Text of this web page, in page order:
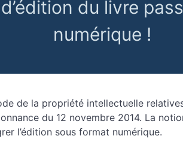
du livre
numérique !
de la propriété intellectuelle
du 12 novembre 2014. La
l’édition sous format numérique.